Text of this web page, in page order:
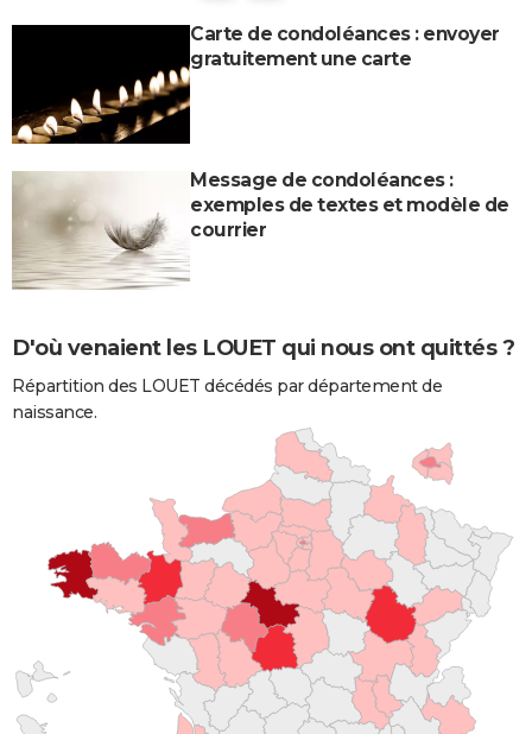
Carte de condoléances : envoyer
gratuitement une carte
Message de condoléances :
exemples de textes et modèle de
courrier
D'où venaient les LOUET qui nous ont quittés ?
Répartition des LOUET décédés par département de
naissance.